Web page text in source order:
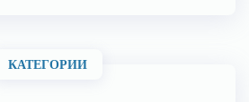
КАТЕГОРИИ